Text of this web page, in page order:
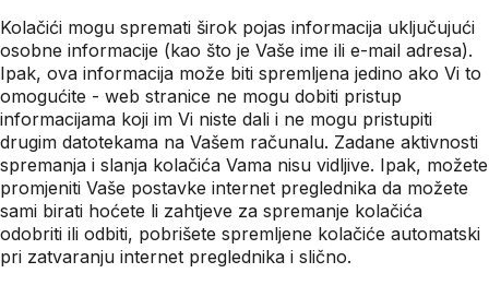
Kolačići mogu spremati širok pojas informacija uključujući
osobne informacije (kao što je Vaše ime ili e-mail adresa).
Ipak, ova informacija može biti spremljena jedino ako Vi to
omogućite - web stranice ne mogu dobiti pristup
informacijama koji im Vi niste dali i ne mogu pristupiti
drugim datotekama na Vašem računalu. Zadane aktivnosti
spremanja i slanja kolačića Vama nisu vidljive. Ipak, možete
promjeniti Vaše postavke internet preglednika da možete
sami birati hoćete li zahtjeve za spremanje kolačića
odobriti ili odbiti, pobrišete spremljene kolačiće automatski
pri zatvaranju internet preglednika i slično.